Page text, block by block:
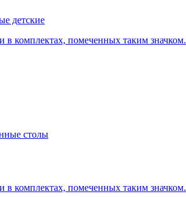
детские
комплектах, помеченных таким значком.
столы
комплектах, помеченных таким значком.